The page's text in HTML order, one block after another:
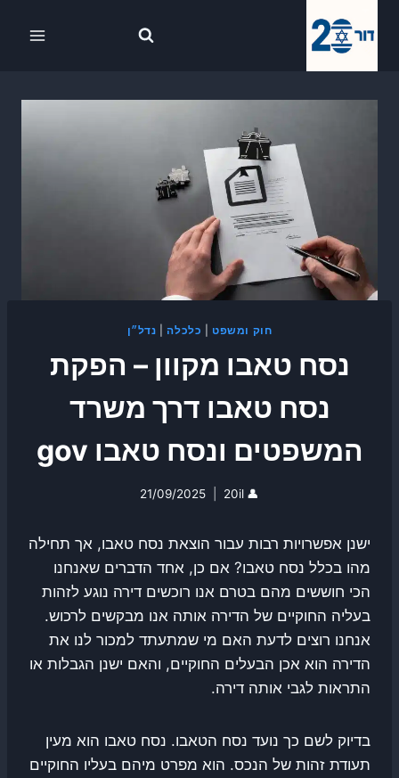
חוק ומשפט כלכלה נדל״ן
נסח טאבו מקוון – הפקת
נסח טאבו דרך משרד
המשפטים ונסח טאבו gov
👤
20il
21/09/2025
ישנן אפשרויות רבות עבור הוצאת נסח טאבו, אך תחילה
מהו בכלל נסח טאבו? אם כן, אחד הדברים שאנחנו
הכי חוששים מהם בטרם אנו רוכשים דירה נוגע לזהות
בעליה החוקיים של הדירה אותה אנו מבקשים לרכוש.
אנחנו רוצים לדעת האם מי שמתעתד למכור לנו את
הדירה הוא אכן הבעלים החוקיים, והאם ישנן הגבלות או
התראות לגבי אותה דירה.
בדיוק לשם כך נועד נסח הטאבו. נסח טאבו הוא מעין
תעודת זהות של הנכס. הוא מפרט מיהם בעליו החוקיים